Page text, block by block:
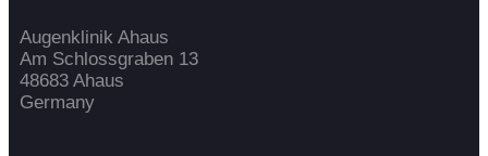
Augenklinik Ahaus
Am Schlossgraben 13
48683 Ahaus
Germany